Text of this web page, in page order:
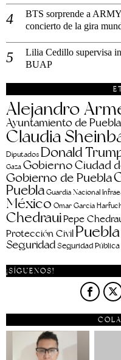
BTS sorprende a
concierto de la gira
Lilia Cedillo supervisa
BUAP
Alejandro
Ayuntamiento de Puebla
Claudia
Diputados Donald
Gaza Gobierno Ciudad
Gobierno de Puebla
PueblaGuardia Nacional
México Omar García
ChedrauiPepe
Protección Civil Puebla
SeguridadSeguridad Pública
¡SÍGUENOS!